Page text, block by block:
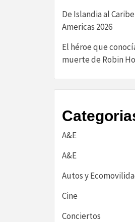
De Islandia al
Americas 2026
El héroe que
muerte de Robin
A&E
A&E
Autos y
Cine
Conciertos